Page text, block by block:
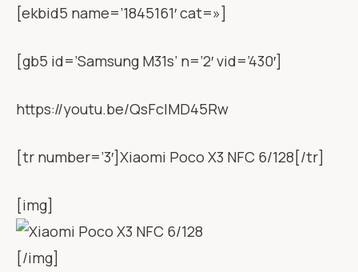
[ekbid5 name=’1845161′ cat=»]
[gb5 id=’Samsung M31s’ n=’2′ vid=’430′]
https://youtu.be/QsFclMD45Rw
[tr number=’3′]Xiaomi Poco X3 NFC 6/128[/tr]
[img]
[/img]